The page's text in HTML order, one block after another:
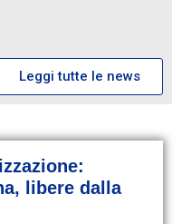
Leggi tutte le news
libere dalla